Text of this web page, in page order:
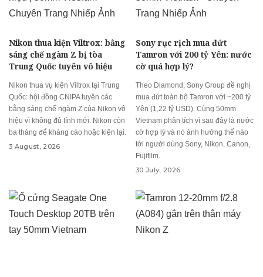
Nikon thua kiện Viltrox: bằng
sáng chế ngàm Z bị tòa
Trung Quốc tuyên vô hiệu
Nikon thua vụ kiện Viltrox tại Trung
Quốc: hội đồng CNIPA tuyên các
bằng sáng chế ngàm Z của Nikon vô
hiệu vì không đủ tính mới. Nikon còn
ba tháng để kháng cáo hoặc kiện lại.
3 August, 2026
Sony rục rịch mua đứt
Tamron với 200 tỷ Yên: nước
cờ quá hợp lý?
Theo Diamond, Sony Group đề nghị
mua đứt toàn bộ Tamron với ~200 tỷ
Yên (1,22 tỷ USD). Cùng 50mm
Vietnam phân tích vì sao đây là nước
cờ hợp lý và nó ảnh hưởng thế nào
tới người dùng Sony, Nikon, Canon,
Fujifilm.
30 July, 2026